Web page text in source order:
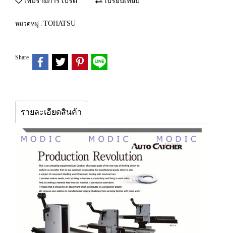
หมวดหมู่ : TOHATSU
Share
รายละเอียดสินค้า